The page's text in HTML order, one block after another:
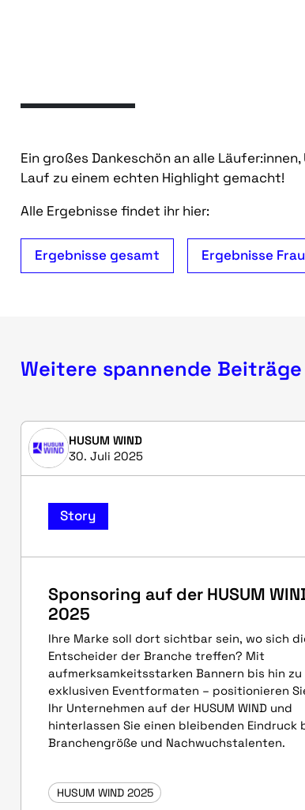
Ein großes Dankeschön an alle
Lauf zu einem echten Highlight gemacht!
Alle Ergebnisse findet ihr hier:
Ergebnisse gesamt Ergebnisse
Weitere spannende Beiträge
HUSUM WIND
30. Juli 2025
Story
Sponsoring auf der HUSUM
2025
Ihre Marke soll dort sichtbar sein, wo sich
Entscheider der Branche treffen? Mit
aufmerksamkeitsstarken Bannern bis hin zu
exklusiven Eventformaten – positionieren
Ihr Unternehmen auf der HUSUM WIND und
hinterlassen Sie einen bleibenden Eindruck
Branchengröße und Nachwuchstalenten.
HUSUM WIND 2025